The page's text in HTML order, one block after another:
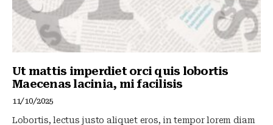
Ut mattis imperdiet orci quis lobortis
Maecenas lacinia, mi facilisis
11/10/2025
Lobortis, lectus justo aliquet eros, in tempor lorem diam